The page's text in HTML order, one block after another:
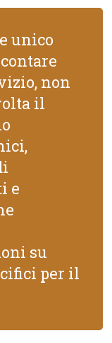
unico
non
il
e
su
per il